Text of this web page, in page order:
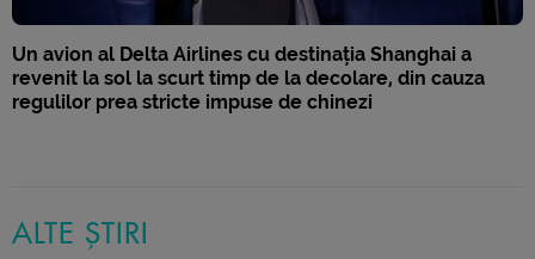
Un avion al Delta Airlines cu destinația Shanghai a
revenit la sol la scurt timp de la decolare, din cauza
regulilor prea stricte impuse de chinezi
ALTE ȘTIRI